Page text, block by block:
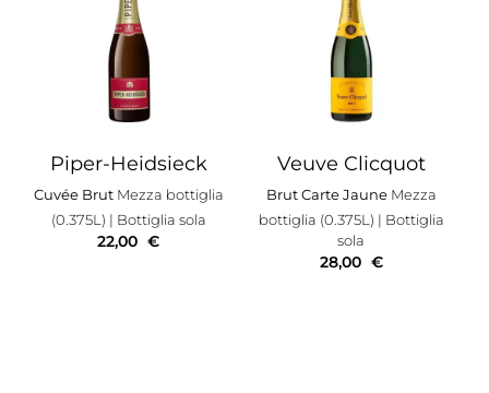
Piper-Heidsieck
Cuvée Brut Mezza bottiglia
(0.375L) | Bottiglia sola
22,00 €
Veuve Clicquot
Brut Carte Jaune Mezza
bottiglia (0.375L) | Bottiglia
sola
28,00 €